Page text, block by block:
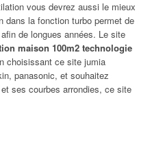
vous devrez aussi le mieux
dans la fonction turbo permet de
de longues années. Le site
maison 100m2 technologie
choisissant ce site jumia
panasonic, et souhaitez
ses courbes arrondies, ce site